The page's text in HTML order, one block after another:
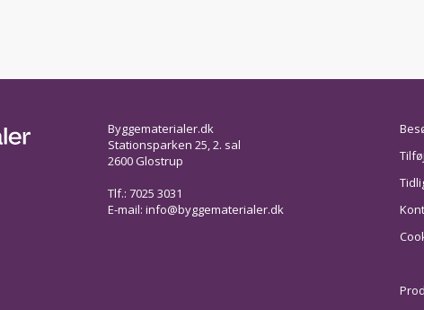
Byggematerialer.dk
Stationsparken 25, 2. sal
2600 Glostrup
Tlf.: 7025 3031
E-mail: info@byggematerialer.dk